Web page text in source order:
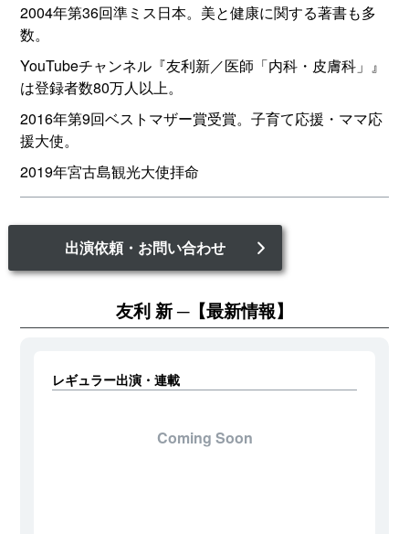
2004年第36回準ミス日本。美と健康に関する著書も多
数。
YouTubeチャンネル『友利新／医師「内科・皮膚科」』
は登録者数80万人以上。
2016年第9回ベストマザー賞受賞。子育て応援・ママ応
援大使。
2019年宮古島観光大使拝命
出演依頼・お問い合わせ
友利 新 【最新情報】
レギュラー出演・連載
Coming Soon